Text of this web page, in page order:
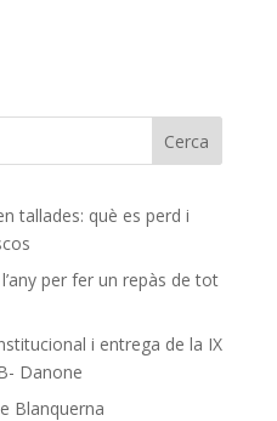
tallades: què es perd i
per fer un repàs de tot
i entrega de la IX
Danone
Blanquerna